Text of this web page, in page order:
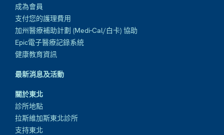
成為會員
支付您的護理費用
加州醫療補助計劃 (Medi-Cal/白卡) 協助
Epic電子醫療記錄系統
健康教育資訊
最新消息及活動
關於東北
診所地點
拉斯維加斯東北診所
支持東北